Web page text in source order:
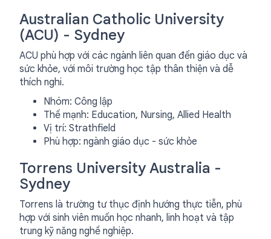
Australian Catholic University
(ACU) - Sydney
ACU phù hợp với các ngành liên quan đến giáo dục và
sức khỏe, với môi trường học tập thân thiện và dễ
thích nghi.
Nhóm: Công lập
Thế mạnh: Education, Nursing, Allied Health
Vị trí: Strathfield
Phù hợp: ngành giáo dục - sức khỏe
Torrens University Australia -
Sydney
Torrens là trường tư thục định hướng thực tiễn, phù
hợp với sinh viên muốn học nhanh, linh hoạt và tập
trung kỹ năng nghề nghiệp.